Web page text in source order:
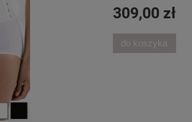
309,00 zł
do koszyka